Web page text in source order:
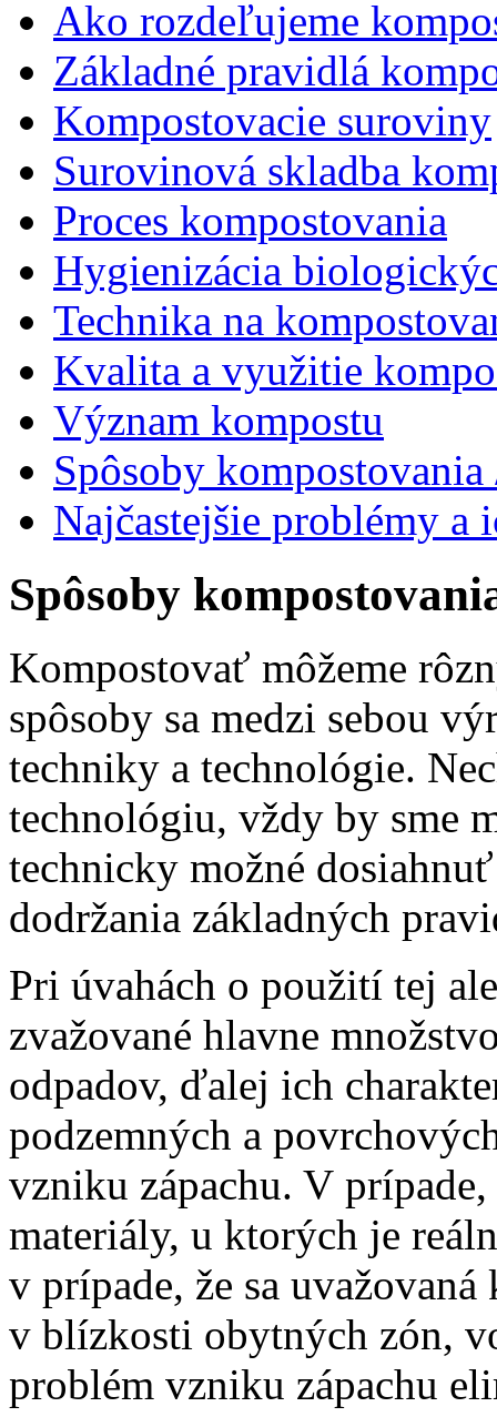
Ako rozdeľujeme
Základné pravidlá
Kompostovacie suroviny
Surovinová skladba
Proces kompostovania
Hygienizácia
Technika na
Kvalita a využitie
Význam kompostu
Spôsoby
Najčastejšie problémy a
Spôsoby
Kompostovať môžeme
spôsoby sa medzi sebou
techniky a technológie.
technológiu, vždy by sme
technicky možné
dodržania základných
Pri úvahách o použití tej
zvažované hlavne
odpadov, ďalej ich
podzemných a
vzniku zápachu. V
materiály, u ktorých je
v prípade, že sa
v blízkosti obytných zón,
problém vzniku zápachu